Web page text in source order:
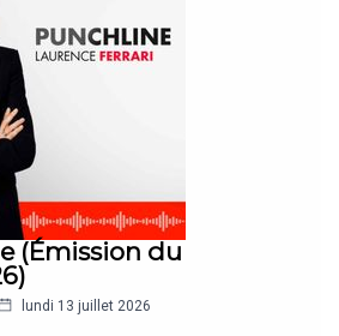
(Émission du
lundi 13 juillet 2026